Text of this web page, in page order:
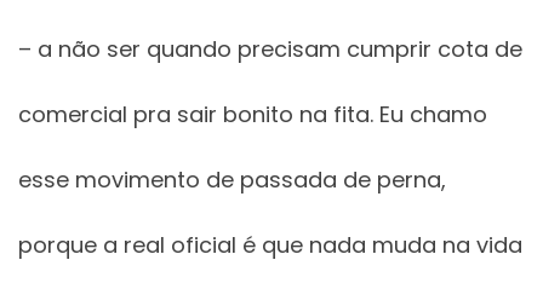
– a não ser quando precisam cumprir cota de
comercial pra sair bonito na fita. Eu chamo
esse movimento de passada de perna,
porque a real oficial é que nada muda na vida